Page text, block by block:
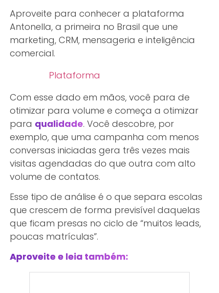
Aproveite para conhecer a plataforma
Antonella, a primeira no Brasil que une
marketing, CRM, mensageria e inteligência
comercial.
Plataforma
Com esse dado em mãos, você para de
otimizar para volume e começa a otimizar
para qualidade. Você descobre, por
exemplo, que uma campanha com menos
conversas iniciadas gera três vezes mais
visitas agendadas do que outra com alto
volume de contatos.
Esse tipo de análise é o que separa escolas
que crescem de forma previsível daquelas
que ficam presas no ciclo de “muitos leads,
poucas matrículas”.
Aproveite e leia também: